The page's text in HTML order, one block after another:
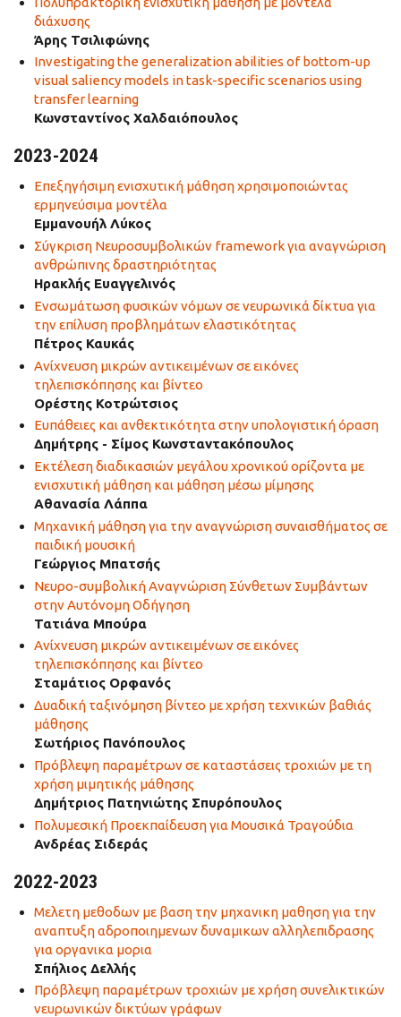
διάχυσης
Άρης Τσιλιφώνης
Investigating the generalization abilities of bottom-up
visual saliency models in task-specific scenarios using
transfer learning
Κωνσταντίνος Χαλδαιόπουλος
2023-2024
Επεξηγήσιμη ενισχυτική μάθηση χρησιμοποιώντας
ερμηνεύσιμα μοντέλα
Εμμανουήλ Λύκος
Σύγκριση Νευροσυμβολικών framework για αναγνώριση
ανθρώπινης δραστηριότητας
Ηρακλής Ευαγγελινός
Ενσωμάτωση φυσικών νόμων σε νευρωνικά δίκτυα για
την επίλυση προβλημάτων ελαστικότητας
Πέτρος Καυκάς
Ανίχνευση μικρών αντικειμένων σε εικόνες
τηλεπισκόπησης και βίντεο
Ορέστης Κοτρώτσιος
Ευπάθειες και ανθεκτικότητα στην υπολογιστική όραση
Δημήτρης - Σίμος Κωνσταντακόπουλος
Εκτέλεση διαδικασιών μεγάλου χρονικού ορίζοντα με
ενισχυτική μάθηση και μάθηση μέσω μίμησης
Αθανασία Λάππα
Μηχανική μάθηση για την αναγνώριση συναισθήματος σε
παιδική μουσική
Γεώργιος Μπατσής
Νευρο-συμβολική Αναγνώριση Σύνθετων Συμβάντων
στην Αυτόνομη Οδήγηση
Τατιάνα Μπούρα
Ανίχνευση μικρών αντικειμένων σε εικόνες
τηλεπισκόπησης και βίντεο
Σταμάτιος Ορφανός
Δυαδική ταξινόμηση βίντεο με χρήση τεχνικών βαθιάς
μάθησης
Σωτήριος Πανόπουλος
Πρόβλεψη παραμέτρων σε καταστάσεις τροχιών με τη
χρήση μιμητικής μάθησης
Δημήτριος Πατηνιώτης Σπυρόπουλος
Πολυμεσική Προεκπαίδευση για Μουσικά Τραγούδια
Ανδρέας Σιδεράς
2022-2023
Μελετη μεθοδων με βαση την μηχανικη μαθηση για την
αναπτυξη αδροποιημενων δυναμικων αλληλεπιδρασης
για οργανικα μορια
Σπήλιος Δελλής
Πρόβλεψη παραμέτρων τροχιών με χρήση συνελικτικών
νευρωνικών δικτύων γράφων